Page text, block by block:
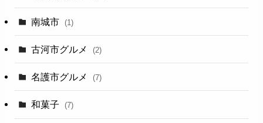
南城市 (1)
古河市グルメ (2)
名護市グルメ (7)
和菓子 (7)